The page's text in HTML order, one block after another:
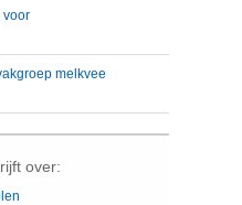
voor
melkvee
over: